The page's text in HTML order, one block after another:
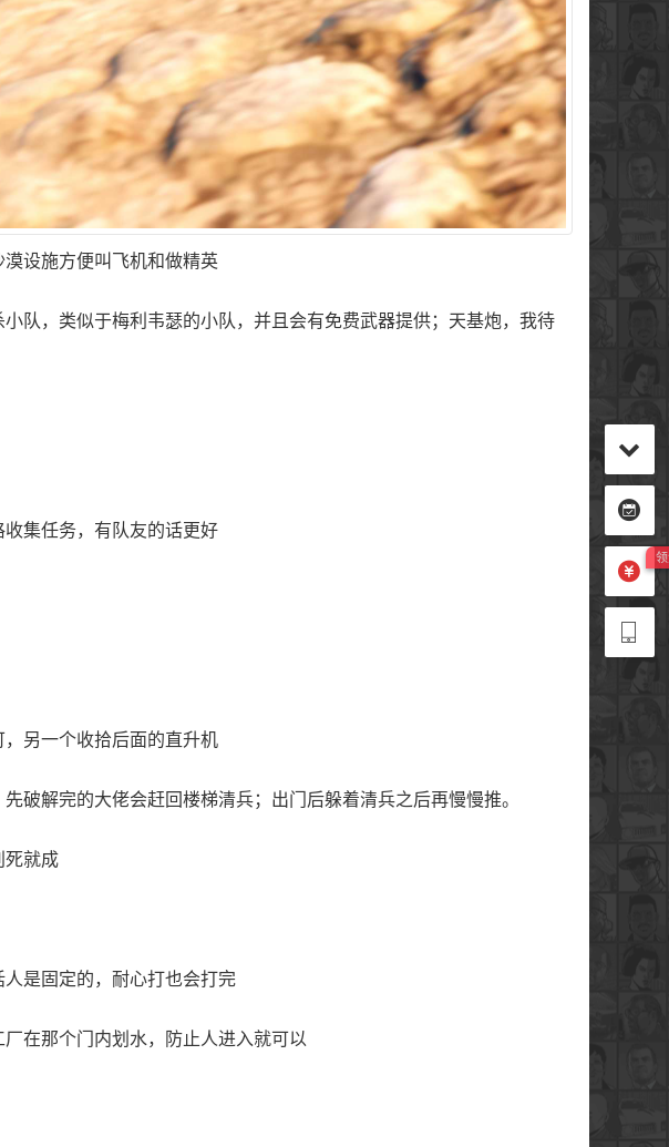
设施方便叫飞机和做精英
队，类似于梅利韦瑟的小队，并且会有免费武器提供；天基炮，我待
集任务，有队友的话更好
另一个收拾后面的直升机
破解完的大佬会赶回楼梯清兵；出门后躲着清兵之后再慢慢推。
死就成
是固定的，耐心打也会打完
在那个门内划水，防止人进入就可以